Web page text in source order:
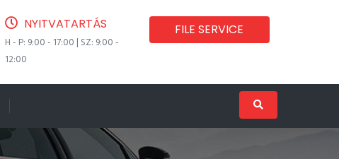
NYITVATARTÁS
H - P: 9:00 - 17:00 | SZ: 9:00 -
12:00
FILE SERVICE